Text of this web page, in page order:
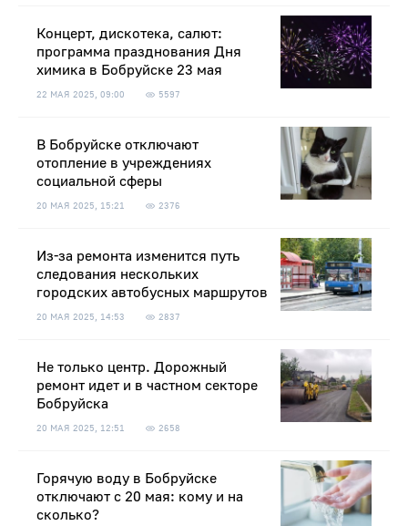
Концерт, дискотека, салют:
программа празднования Дня
химика в Бобруйске 23 мая
22 МАЯ 2025, 09:00 5597
В Бобруйске отключают
отопление в учреждениях
социальной сферы
20 МАЯ 2025, 15:21 2376
Из-за ремонта изменится путь
следования нескольких
городских автобусных маршрутов
20 МАЯ 2025, 14:53 2837
Не только центр. Дорожный
ремонт идет и в частном секторе
Бобруйска
20 МАЯ 2025, 12:51 2658
Горячую воду в Бобруйске
отключают с 20 мая: кому и на
сколько?